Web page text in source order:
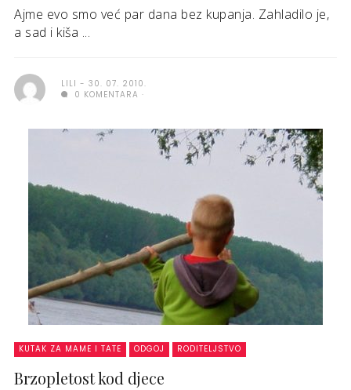
Ajme evo smo već par dana bez kupanja. Zahladilo je,
a sad i kiša ...
LILI
30. 07. 2010.
0 KOMENTARA
KUTAK ZA MAME I TATE ODGOJ RODITELJSTVO
Brzopletost kod djece